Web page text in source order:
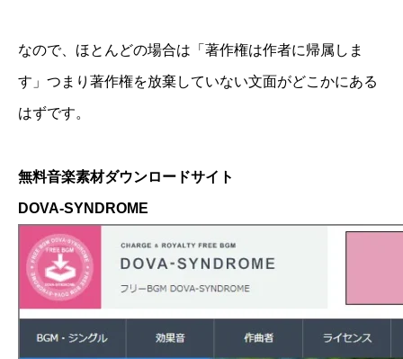
なので、ほとんどの場合は「著作権は作者に帰属しま
す」つまり著作権を放棄していない文面がどこかにある
はずです。
無料音楽素材ダウンロードサイト
DOVA-SYNDROME